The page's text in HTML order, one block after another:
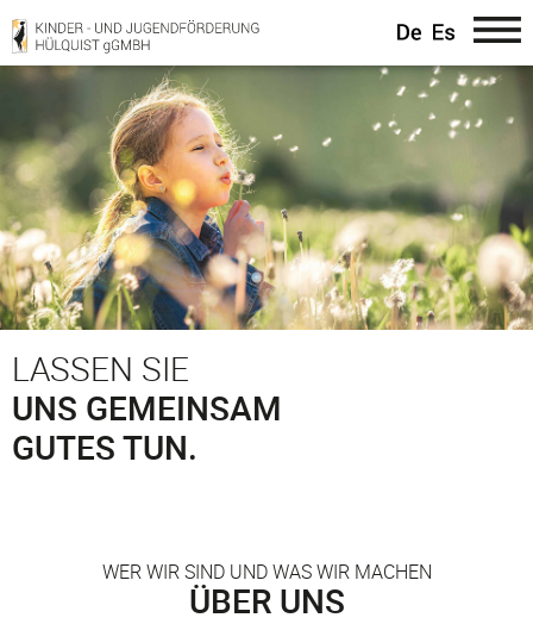
Direkt
zum
Inhalt
LASSEN SIE
UNS GEMEINSAM
GUTES TUN.
WER WIR SIND UND WAS WIR MACHEN
ÜBER UNS